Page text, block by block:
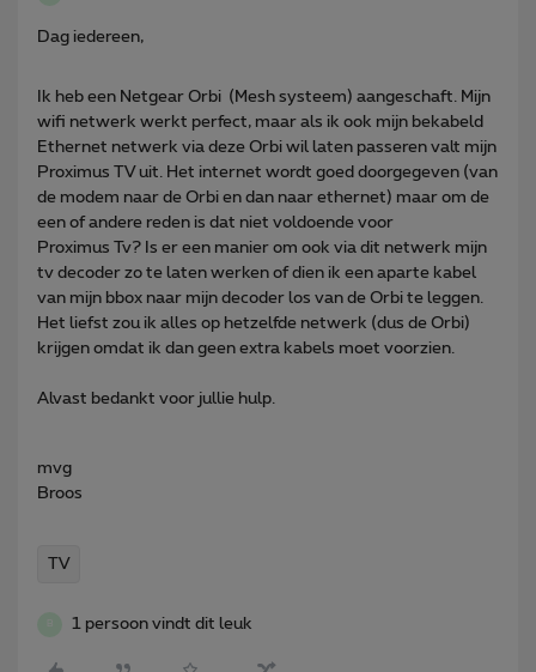
Dag iedereen,
Ik heb een Netgear Orbi (Mesh systeem) aangeschaft. Mijn
wifi netwerk werkt perfect, maar als ik ook mijn bekabeld
Ethernet netwerk via deze Orbi wil laten passeren valt mijn
Proximus TV uit. Het internet wordt goed doorgegeven (van
de modem naar de Orbi en dan naar ethernet) maar om de
een of andere reden is dat niet voldoende voor
Proximus Tv? Is er een manier om ook via dit netwerk mijn
tv decoder zo te laten werken of dien ik een aparte kabel
van mijn bbox naar mijn decoder los van de Orbi te leggen.
Het liefst zou ik alles op hetzelfde netwerk (dus de Orbi)
krijgen omdat ik dan geen extra kabels moet voorzien.
Alvast bedankt voor jullie hulp.
mvg
Broos
TV
1 persoon vindt dit leuk